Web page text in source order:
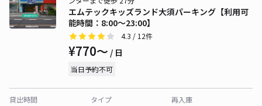
エムテックキッズランド大須パーキング【利用可
能時間：8:00～23:00】
4.3 / 12件
¥770〜 / 日
当日予約不可
貸出時間
タイプ
再入庫